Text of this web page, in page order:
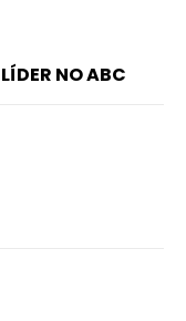
NO ABC